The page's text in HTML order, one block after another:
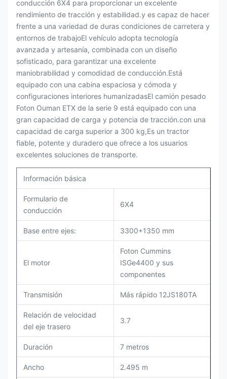
conducción 6X4 para proporcionar un excelente
rendimiento de tracción y estabilidad.y es capaz de hacer
frente a una variedad de duras condiciones de carretera y
entornos de trabajoEl vehículo adopta tecnología
avanzada y artesanía, combinada con un diseño
sofisticado, para garantizar una excelente
maniobrabilidad y comodidad de conducción.Está
equipado con una cabina espaciosa y cómoda y
configuraciones interiores humanizadasEl camión pesado
Foton Ouman ETX de la serie 9 está equipado con una
gran capacidad de carga y potencia de tracción.con una
capacidad de carga superior a 300 kg,Es un tractor
fiable, potente y duradero que ofrece a los usuarios
excelentes soluciones de transporte.
Información básica
Formulario de
conducción
6X4
Base entre ejes: 3300+1350 mm
El motor
Foton Cummins
ISGe4400 y sus
componentes
Transmisión Más rápido 12JS180TA
Relación de velocidad
del eje trasero
3.7
Duración 7 metros
Ancho 2.495 m